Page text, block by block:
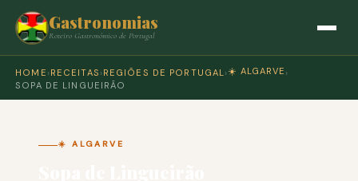
Gastronomias
Roteiro Gastronómico de Portugal
HOME › RECEITAS › REGIÕES DE PORTUGAL › ☀️ ALGARVE ›
SOPA DE LINGUEIRÃO
☀️ ALGARVE